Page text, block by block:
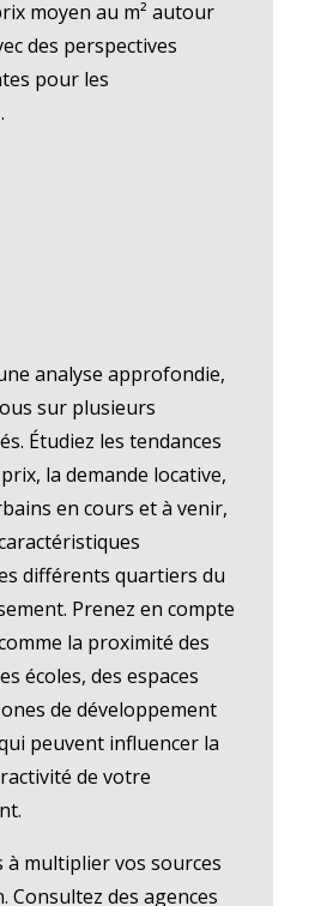
moyen au m² autour
des perspectives
pour les
analyse approfondie,
sur plusieurs
Étudiez les tendances
la demande locative,
en cours et à venir,
différents quartiers du
Prenez en compte
la proximité des
écoles, des espaces
de développement
peuvent influencer la
de votre
à multiplier vos sources
Consultez des agences